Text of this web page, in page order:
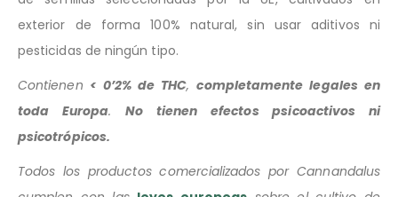
exterior de forma 100% natural, sin usar aditivos ni
pesticidas de ningún tipo.
Contienen < 0’2% de THC,completamente legales en
toda Europa.No tienen efectos psicoactivos ni
psicotrópicos.
Todos los productos comercializados por Cannandalus